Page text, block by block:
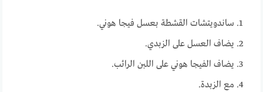
ساندويتشات القشطة بعسل فيجا هوني.
يضاف العسل على الزبدي.
يضاف الفيجا هوني على اللبن الرائب.
مع الزبدة.